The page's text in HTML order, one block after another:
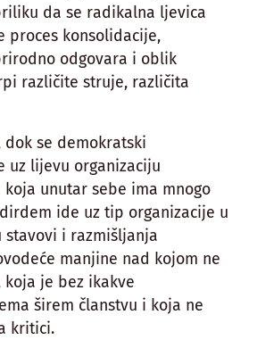
da se radikalna ljevica
proces konsolidacije,
odgovara i oblik
različite struje, različita
dok se demokratski
uz lijevu organizaciju
unutar sebe ima mnogo
ide uz tip organizacije u
i razmišljanja
manjine nad kojom ne
je bez ikakve
širem članstvu i koja ne
kritici.